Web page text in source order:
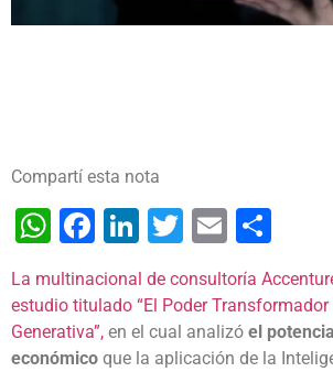
Compartí esta nota
WhatsApp
Facebook
LinkedIn
Twitter
Email
La multinacional de consultoría
estudio titulado “El Poder Transformador
Generativa”, en el cual analizó el
económico que la aplicación de la